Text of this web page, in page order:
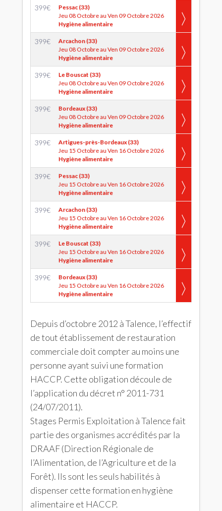
399€
Pessac (33)
Jeu 08 Octobre au Ven 09 Octobre 2026
Hygiène alimentaire
399€
Arcachon (33)
Jeu 08 Octobre au Ven 09 Octobre 2026
Hygiène alimentaire
399€
Le Bouscat (33)
Jeu 08 Octobre au Ven 09 Octobre 2026
Hygiène alimentaire
399€
Bordeaux (33)
Jeu 08 Octobre au Ven 09 Octobre 2026
Hygiène alimentaire
399€
Artigues-près-Bordeaux (33)
Jeu 15 Octobre au Ven 16 Octobre 2026
Hygiène alimentaire
399€
Pessac (33)
Jeu 15 Octobre au Ven 16 Octobre 2026
Hygiène alimentaire
399€
Arcachon (33)
Jeu 15 Octobre au Ven 16 Octobre 2026
Hygiène alimentaire
399€
Le Bouscat (33)
Jeu 15 Octobre au Ven 16 Octobre 2026
Hygiène alimentaire
399€
Bordeaux (33)
Jeu 15 Octobre au Ven 16 Octobre 2026
Hygiène alimentaire
Depuis d’octobre 2012 à Talence, l’effectif
de tout établissement de restauration
commerciale doit compter au moins une
personne ayant suivi une formation
HACCP. Cette obligation découle de
l’application du décret n° 2011-731
(24/07/2011).
Stages Permis Exploitation à Talence fait
partie des organismes accrédités par la
DRAAF (Direction Régionale de
l’Alimentation, de l’Agriculture et de la
Forêt). Ils sont les seuls habilités à
dispenser cette formation en hygiène
alimentaire et HACCP.